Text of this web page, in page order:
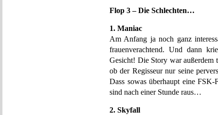
Flop 3 – Die Schlechten…
1. Maniac
Am Anfang ja noch ganz
frauenverachtend. Und dann
Gesicht! Die Story war außerdem
ob der Regisseur nur seine
Dass sowas überhaupt eine
sind nach einer Stunde raus…
2. Skyfall